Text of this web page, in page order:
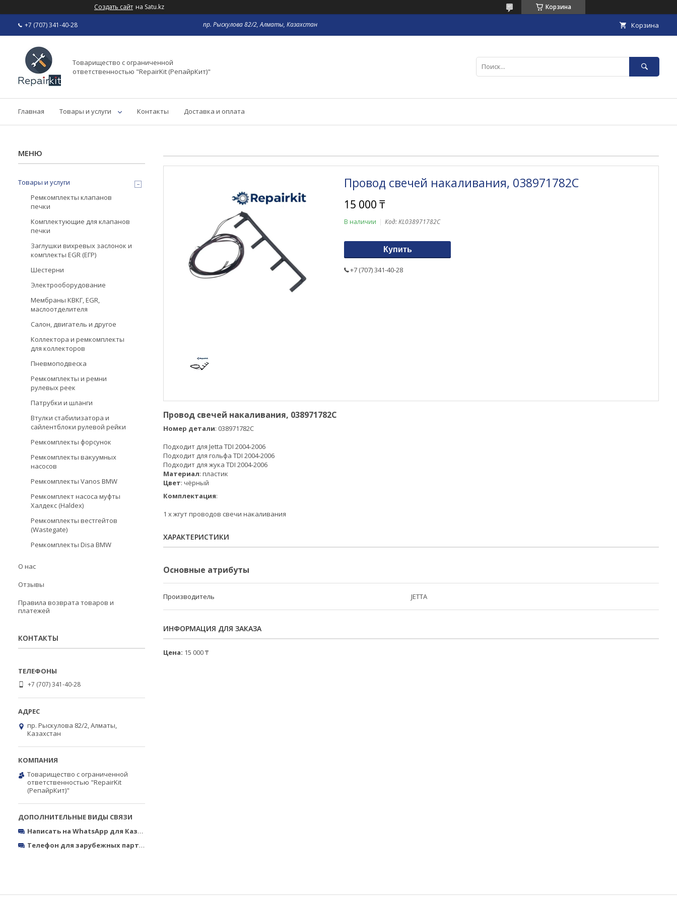
Создать сайт на Satu.kz Корзина
+7 (707) 341-40-28 пр. Рыскулова 82/2, Алматы, Казахстан Корзина
Товарищество с ограниченной
ответственностью "RepairKit (РепайрКит)"
Главная Товары и услуги Контакты Доставка и оплата
Провод свечей накаливания, 038971782C
15 000 ₸
В наличии Код:KL038971782C
Купить
+7 (707) 341-40-28
Провод свечей накаливания, 038971782C
Номер детали: 038971782C
Подходит для Jetta TDI 2004-2006
Подходит для гольфа TDI 2004-2006
Подходит для жука TDI 2004-2006
Материал: пластик
Цвет: чёрный
Комплектация:
1 х жгут проводов свечи накаливания
ХАРАКТЕРИСТИКИ
Основные атрибуты
Производитель JETTA
ИНФОРМАЦИЯ ДЛЯ ЗАКАЗА
Цена: 15 000 ₸
Товары и услуги
Ремкомплекты клапанов
печки
Комплектующие для клапанов
печки
Заглушки вихревых заслонок и
комплекты EGR (ЕГР)
Шестерни
Электрооборудование
Мембраны КВКГ, EGR,
маслоотделителя
Салон, двигатель и другое
Коллектора и ремкомплекты
для коллекторов
Пневмоподвеска
Ремкомплекты и ремни
рулевых реек
Патрубки и шланги
Втулки стабилизатора и
сайлентблоки рулевой рейки
Ремкомплекты форсунок
Ремкомплекты вакуумных
насосов
Ремкомплекты Vanos BMW
Ремкомплект насоса муфты
Халдекс (Haldex)
Ремкомплекты вестгейтов
(Wastegate)
Ремкомплекты Disa BMW
О нас
Отзывы
Правила возврата товаров и
платежей
КОНТАКТЫ
+7 (707) 341-40-28
пр. Рыскулова 82/2, Алматы,
Казахстан
Товарищество с ограниченной
ответственностью "RepairKit
(РепайрКит)"
Написать на WhatsApp для Казахстана
Телефон для зарубежных партнёров